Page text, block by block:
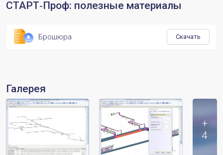
СТАРТ‑Проф: полезные материалы
Брошюра Скачать
Галерея
+
4